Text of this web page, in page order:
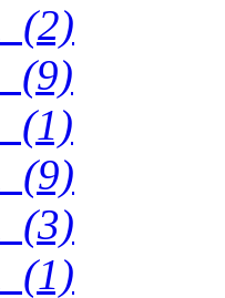
(2)
(9)
(1)
(9)
(3)
(1)